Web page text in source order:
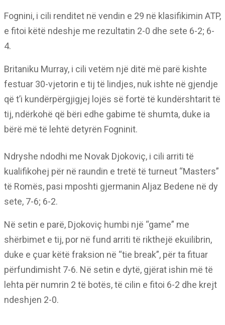
Fognini, i cili renditet në vendin e 29 në klasifikimin ATP,
e fitoi këtë ndeshje me rezultatin 2-0 dhe sete 6-2; 6-
4.
Britaniku Murray, i cili vetëm një ditë më parë kishte
festuar 30-vjetorin e tij të lindjes, nuk ishte në gjendje
që t’i kundërpërgjigjej lojës së fortë të kundërshtarit të
tij, ndërkohë që bëri edhe gabime të shumta, duke ia
bërë më të lehtë detyrën Fogninit.
Ndryshe ndodhi me Novak Djokoviç, i cili arriti të
kualifikohej për në raundin e tretë të turneut “Masters”
të Romës, pasi mposhti gjermanin Aljaz Bedene në dy
sete, 7-6; 6-2.
Në setin e parë, Djokoviç humbi një “game” me
shërbimet e tij, por në fund arriti të rikthejë ekuilibrin,
duke e çuar këtë fraksion në “tie break”, për ta fituar
përfundimisht 7-6. Në setin e dytë, gjërat ishin më të
lehta për numrin 2 të botës, të cilin e fitoi 6-2 dhe krejt
ndeshjen 2-0.